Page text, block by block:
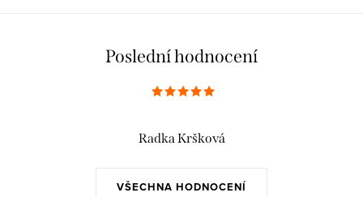
Poslední hodnocení
VŠECHNA HODNOCENÍ
Radka Kršková